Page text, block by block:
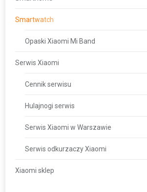
Smartwatch
Opaski Xiaomi Mi Band
Serwis Xiaomi
Cennik serwisu
Hulajnogi serwis
Serwis Xiaomi w Warszawie
Serwis odkurzaczy Xiaomi
Xiaomi sklep